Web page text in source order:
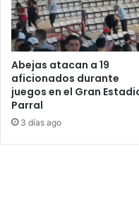
Abejas atacan a 19
aficionados durante
juegos en el Gran
Parral
3 días ago